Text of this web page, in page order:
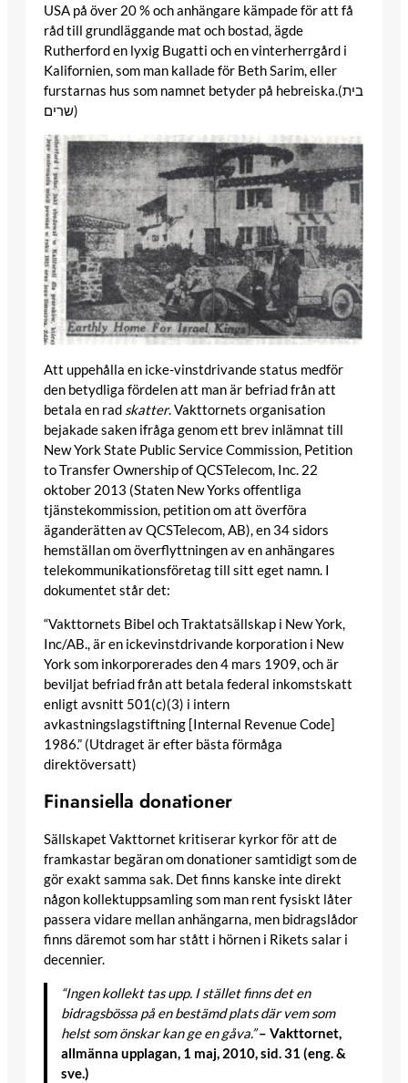
USA på över 20 % och anhängare kämpade för att få
råd till grundläggande mat och bostad, ägde
Rutherford en lyxig Bugatti och en vinterherrgård i
Kalifornien, som man kallade för Beth Sarim, eller
furstarnas hus som namnet betyder på hebreiska.(בית
שרים)
Att uppehålla en icke-vinstdrivande status medför
den betydliga fördelen att man är befriad från att
betala en rad skatter. Vakttornets organisation
bejakade saken ifråga genom ett brev inlämnat till
New York State Public Service Commission, Petition
to Transfer Ownership of QCSTelecom, Inc. 22
oktober 2013 (Staten New Yorks offentliga
tjänstekommission, petition om att överföra
äganderätten av QCSTelecom, AB), en 34 sidors
hemställan om överflyttningen av en anhängares
telekommunikationsföretag till sitt eget namn. I
dokumentet står det:
“Vakttornets Bibel och Traktatsällskap i New York,
Inc/AB., är en ickevinstdrivande korporation i New
York som inkorporerades den 4 mars 1909, och är
beviljat befriad från att betala federal inkomstskatt
enligt avsnitt 501(c)(3) i intern
avkastningslagstiftning [Internal Revenue Code]
1986.” (Utdraget är efter bästa förmåga
direktöversatt)
Finansiella donationer
Sällskapet Vakttornet kritiserar kyrkor för att de
framkastar begäran om donationer samtidigt som de
gör exakt samma sak. Det finns kanske inte direkt
någon kollektuppsamling som man rent fysiskt låter
passera vidare mellan anhängarna, men bidragslådor
finns däremot som har stått i hörnen i Rikets salar i
decennier.
“Ingen kollekt tas upp. I stället finns det en
bidragsbössa på en bestämd plats där vem som
helst som önskar kan ge en gåva.”– Vakttornet,
allmänna upplagan, 1 maj, 2010, sid. 31 (eng. &
sve.)